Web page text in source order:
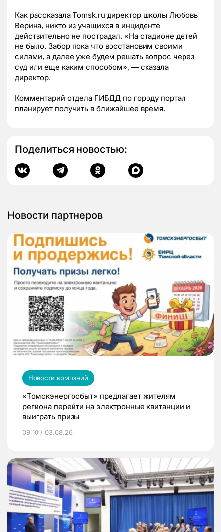
Как рассказала Tomsk.ru директор школы Любовь
Верина, никто из учащихся в инциденте
действительно не пострадал. «На стадионе детей
не было. Забор пока что восстановим своими
силами, а далее уже будем решать вопрос через
суд или еще каким способом», — сказала
директор.
Комментарий отдела ГИБДД по городу портал
планирует получить в ближайшее время.
Поделиться новостью:
Новости партнеров
Новости компаний
«Томскэнергосбыт» предлагает жителям
региона перейти на электронные квитанции и
выиграть призы
09:10 / 03.08.26